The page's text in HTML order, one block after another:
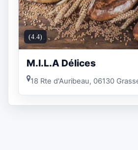
(4.4)
M.I.L.A Délices
18 Rte d'Auribeau, 06130